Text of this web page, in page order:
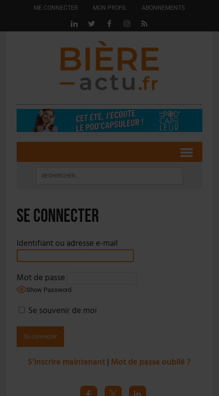
ME CONNECTER MON PROFIL ABONNEMENTS
Se connecter
Identifiant ou adresse e-mail
Mot de passe
Show Password
Se souvenir de moi
S’inscrire maintenant | Mot de passe oublié ?